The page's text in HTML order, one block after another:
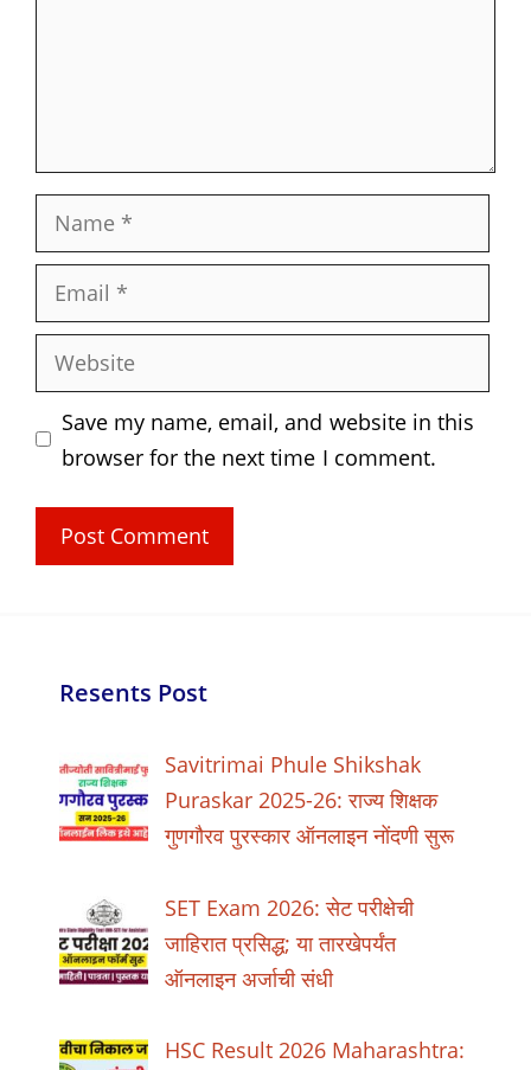
Name
Email
Website
Save my name, email, and website in this
browser for the next time I comment.
Resents Post
Savitrimai Phule Shikshak
Puraskar 2025-26: राज्य शिक्षक
गुणगौरव पुरस्कार ऑनलाइन नोंदणी सुरू
SET Exam 2026: सेट परीक्षेची
जाहिरात प्रसिद्ध; या तारखेपर्यंत
ऑनलाइन अर्जाची संधी
HSC Result 2026 Maharashtra: